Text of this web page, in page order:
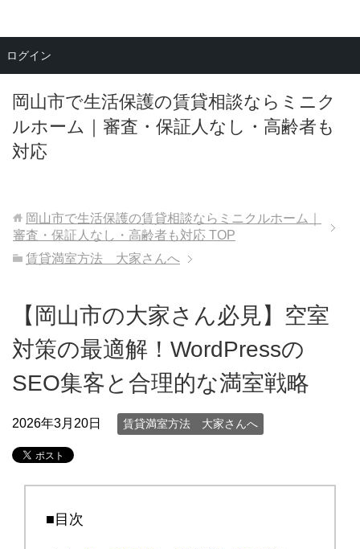
岡山市で生活保護の賃貸相談ならミニク
ルホーム｜審査・保証人なし・高齢者も
対応
メニュー
岡山市で生活保護の賃貸相談ならミニクルホーム｜
審査・保証人なし・高齢者も対応 TOP
賃貸満室方法 大家さんへ
【岡山市の大家さん必見】空室
対策の最適解！WordPressの
SEO集客と合理的な満室戦略
2026年3月20日 賃貸満室方法 大家さんへ
■目次
ログイン